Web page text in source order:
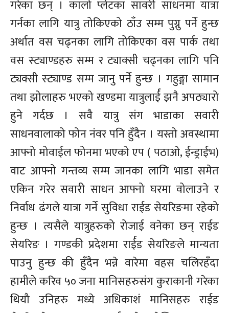
गरेका छन् । कालो प्लेटका सावरी साधनमा यात्रा
गर्नका लागि यात्रु तोकिएको ठाँउ सम्म पुग्नु पर्ने हुन्छ
अर्थात वस चढ्नका लागि तोकिएका वस पार्क तथा
वस स्ट्याण्डहरु सम्म र ट्याक्सी चढ्नका लागि पनि
ट्यक्सी स्ट्याण्ड सम्म जानु पर्ने हुन्छ । गहुङ्गा सामान
तथा झोलाहरु भएको खण्डमा यात्रुलार्ई झनै अपठ्यारो
हुने गर्दछ । सवै यात्रु संग भाडाका सवारी
साधनवालाको फोन नंवर पनि हुँदैन । यस्तो अवस्थामा
आफ्नो मोवाईल फोनमा भएको एप ( पठाओ, ईन्ड्राईभ)
वाट आफ्नो गन्तव्य सम्म जानका लागि भाडा समेत
एकिन गरेर सवारी साधन आफ्नो घरमा वोलाउने र
निर्वाध ढंगले यात्रा गर्ने सुविधा राईड सेयरिङमा रहेको
हुन्छ । त्यसैले यात्रुहरुको रोजाई वनेका छन् राईड
सेयरिङ । गण्डकी प्रदेशमा रार्ईड सेयरिङले मान्यता
पाउनु हुन्छ की हुँदैन भन्ने वारेमा वहस चलिरहँदा
हामीले करिव ५० जना मानिसहरुसंग कुराकानी गरेका
थियौ उनिहरु मध्ये अधिकाशं मानिसहरु राईड